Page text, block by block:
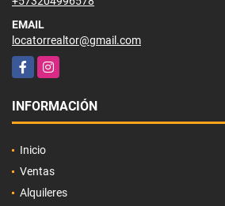
EMAIL
locatorrealtor@gmail.com
FacebookInstagram
INFORMACIÓN
Inicio
Ventas
Alquileres